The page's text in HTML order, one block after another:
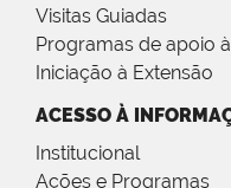
Visitas Guiadas
Programas de apoio
Iniciação à Extensão
ACESSO À
Institucional
Ações e Programas